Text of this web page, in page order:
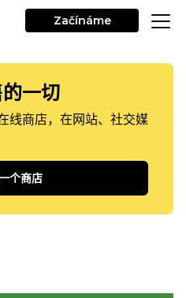
Začínáme
一切
线商店，在网站、社交媒
个商店